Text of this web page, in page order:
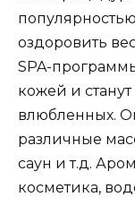
оздоровить
SPA-
кожей и
влюбленных.
различные
саун и т.д.
косметика,